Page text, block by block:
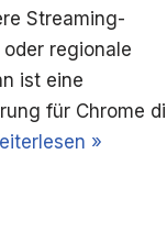
Streaming-
regionale
ist eine
für Chrome
»